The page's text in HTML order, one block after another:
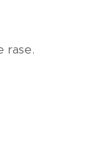
rase.